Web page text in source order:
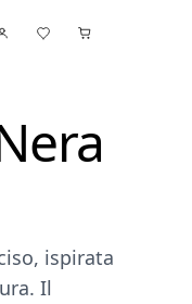
ispirata
Il